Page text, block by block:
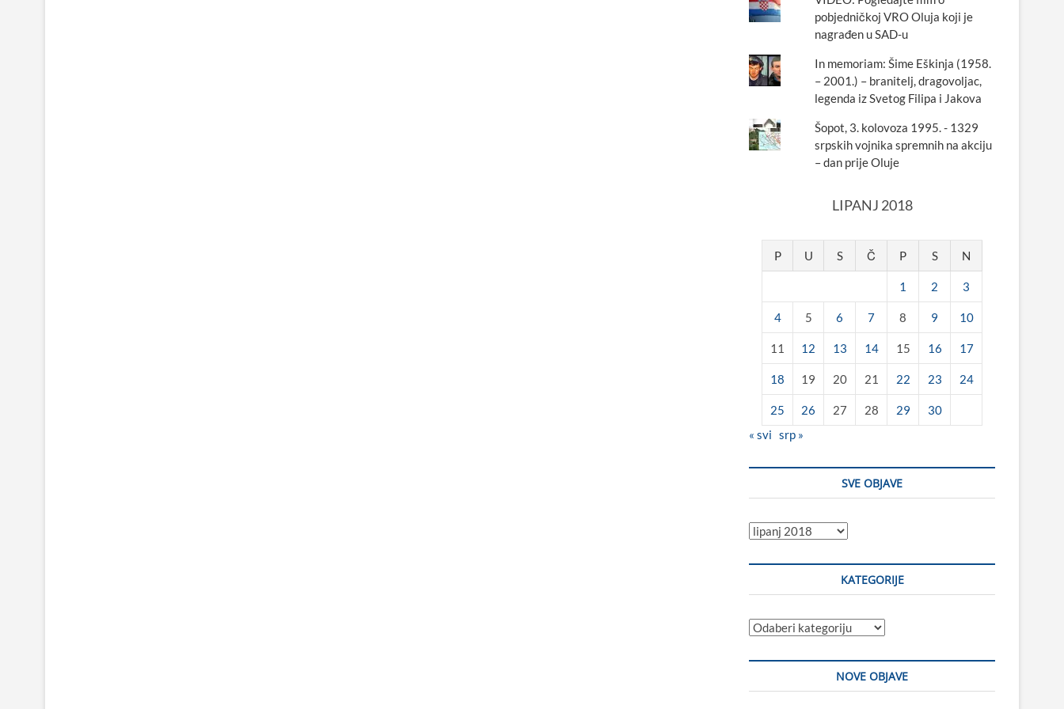
pobjedničkoj VRO Oluja koji je
nagrađen u SAD-u
In memoriam: Šime Eškinja (1958.
– 2001.) – branitelj, dragovoljac,
legenda iz Svetog Filipa i Jakova
Šopot, 3. kolovoza 1995. - 1329
srpskih vojnika spremnih na akciju
– dan prije Oluje
LIPANJ 2018
P U S Č P S N
1 2 3
4 5 6 7 8 9 10
11 12 13 14 15 16 17
18 19 20 21 22 23 24
25 26 27 28 29
30
« svi srp »
SVE OBJAVE
Sve
KATEGORIJE
Kategorije
NOVE OBJAVE